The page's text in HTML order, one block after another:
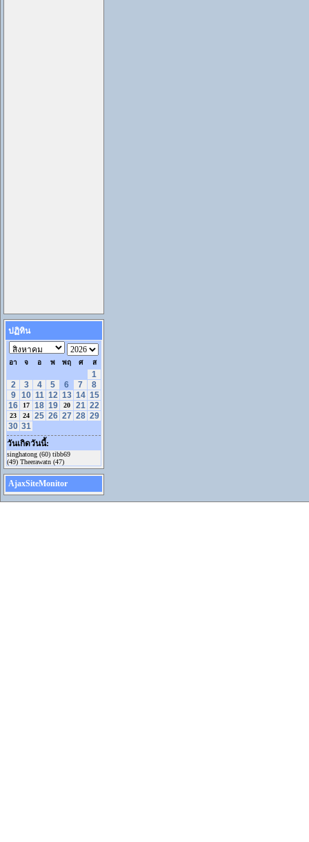
ปฏิทิน
อา จ อ พ พฤ ศ ส
1
2
3 4 5 6 7
8
9
10 11 12 13 14 15
16
17 18 19 20 21 22
23 24 25 26 27 28 29
30 31
วันเกิดวันนี้:
singhatong (60) tibb69
(49) Theerawatn (47)
AjaxSiteMonitor